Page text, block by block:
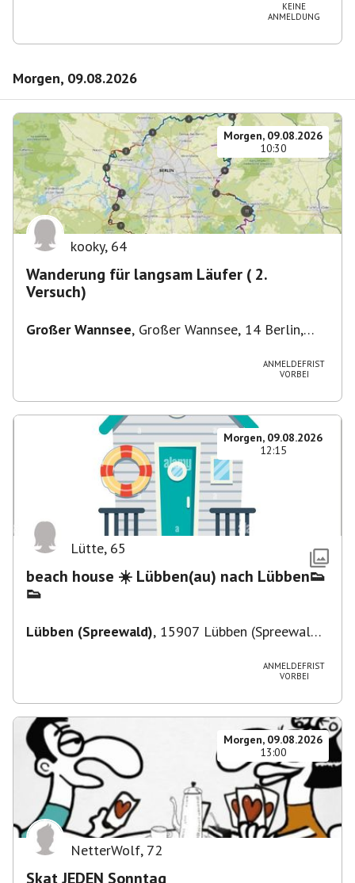
KEINE
ANMELDUNG
Morgen, 09.08.2026
Morgen, 09.08.2026
10:30
kooky, 64
Wanderung für langsam Läufer ( 2.
Versuch)
Großer Wannsee, Großer Wannsee, 14 Berlin,
ANMELDEFRIST
VORBEI
Morgen, 09.08.2026
12:15
Lütte, 65
beach house ☀️ Lübben(au) nach Lübben👟
👟
Lübben (Spreewald), 15907 Lübben (Spreewald),
ANMELDEFRIST
VORBEI
Morgen, 09.08.2026
13:00
NetterWolf, 72
Skat JEDEN Sonntag